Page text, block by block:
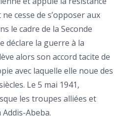
cesse de s’opposer aux
le cadre de la Seconde
déclare la guerre à la
alors son accord tacite de
avec laquelle elle noue des
Le 5 mai 1941,
les troupes alliées et
Abeba.